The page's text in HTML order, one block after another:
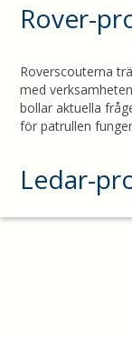
Rover-
Roverscouterna
med
bollar aktuella
för patrullen
Ledar-